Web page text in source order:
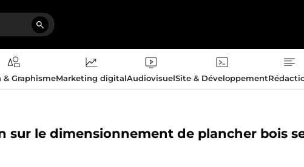
& GraphismeMarketing digitalAudiovisuelSite & Développement
sur le dimensionnement de plancher bois